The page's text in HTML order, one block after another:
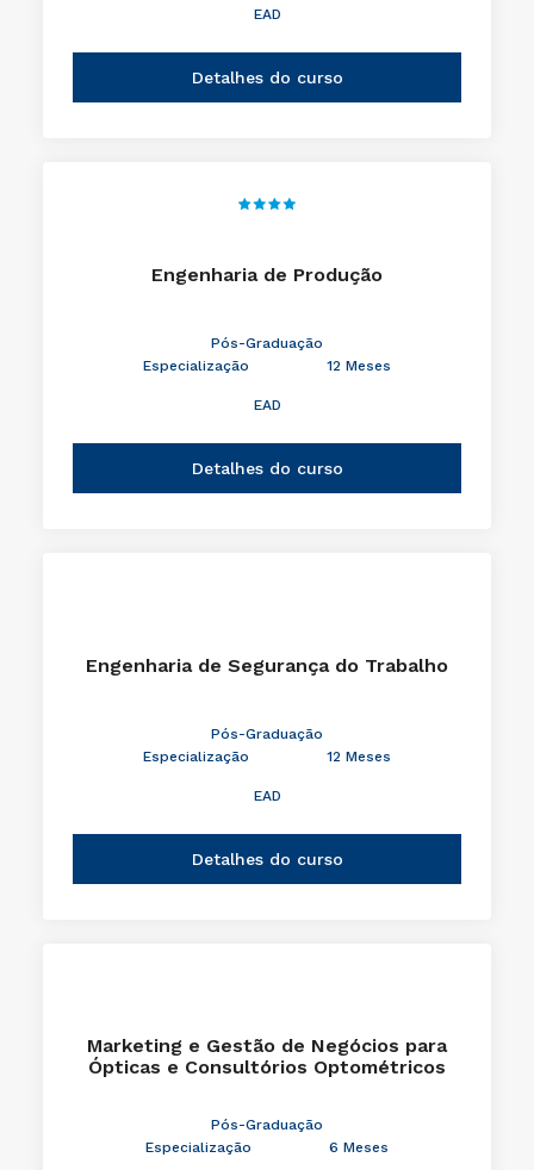
EAD
Detalhes do curso
Engenharia de Produção
Pós-Graduação
Especialização
12 Meses
EAD
Detalhes do curso
Engenharia de Segurança do Trabalho
Pós-Graduação
Especialização
12 Meses
EAD
Detalhes do curso
Marketing e Gestão de Negócios para
Ópticas e Consultórios Optométricos
Pós-Graduação
Especialização
6 Meses